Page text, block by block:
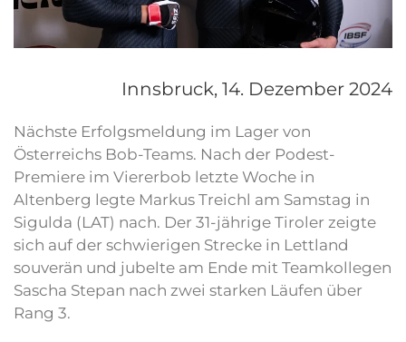
Innsbruck, 14. Dezember 2024
Nächste Erfolgsmeldung im Lager von
Österreichs Bob-Teams. Nach der Podest-
Premiere im Viererbob letzte Woche in
Altenberg legte Markus Treichl am Samstag in
Sigulda (LAT) nach. Der 31-jährige Tiroler zeigte
sich auf der schwierigen Strecke in Lettland
souverän und jubelte am Ende mit Teamkollegen
Sascha Stepan nach zwei starken Läufen über
Rang 3.